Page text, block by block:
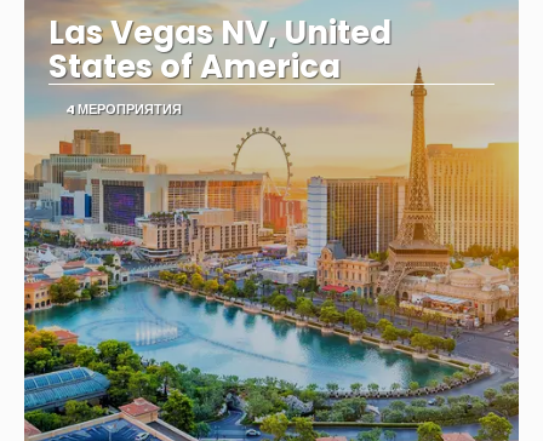
Las Vegas NV, United
States of America
4 МЕРОПРИЯТИЯ